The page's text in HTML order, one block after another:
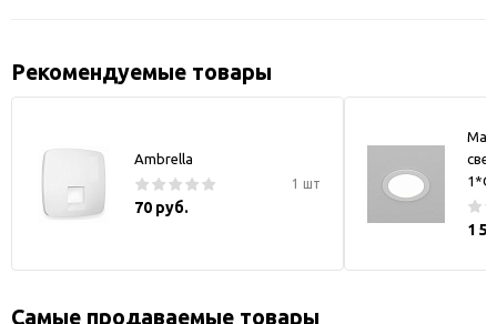
Рекомендуемые товары
Ambrella
1 шт
70 руб.
1
Самые продаваемые товары